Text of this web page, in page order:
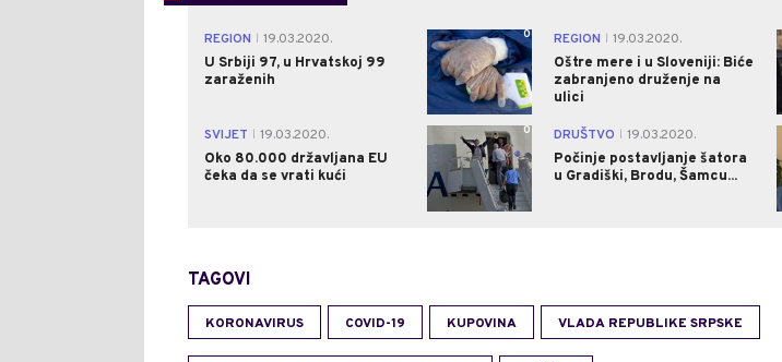
REGION
19.03.2020.
U Srbiji 97, u Hrvatskoj 99
zaraženih
0 REGION
19.03.2020.
Oštre mere i u Sloveniji: Biće
zabranjeno druženje na
ulici
SVIJET
19.03.2020.
Oko 80.000 državljana EU
čeka da se vrati kući
0 DRUŠTVO
19.03.2020.
Počinje postavljanje šatora
u Gradiški, Brodu, Šamcu...
TAGOVI
KORONAVIRUS COVID-19 KUPOVINA VLADA REPUBLIKE SRPSKE